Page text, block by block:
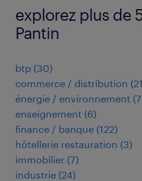
explorez plus de
Pantin
btp (30)
commerce / distribution (21
énergie / environnement (7
enseignement (6)
finance / banque (122)
hôtellerie restauration (3)
immobilier (7)
industrie (24)